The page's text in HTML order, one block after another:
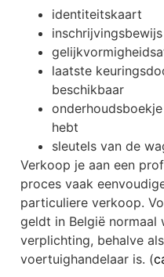
identiteitskaart
inschrijvingsbewijs
laatste
beschikbaar
hebt
sleutels van de
Verkoop je aan een
proces vaak
particuliere verkoop.
geldt in België normaal
verplichting, behalve
voertuighandelaar is. (